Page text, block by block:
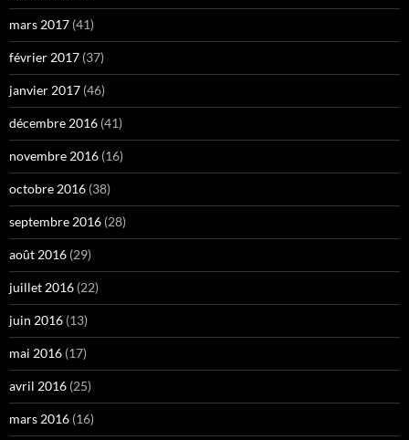
mars 2017 (41)
février 2017 (37)
janvier 2017 (46)
décembre 2016 (41)
novembre 2016 (16)
octobre 2016 (38)
septembre 2016 (28)
août 2016 (29)
juillet 2016 (22)
juin 2016 (13)
mai 2016 (17)
avril 2016 (25)
mars 2016 (16)